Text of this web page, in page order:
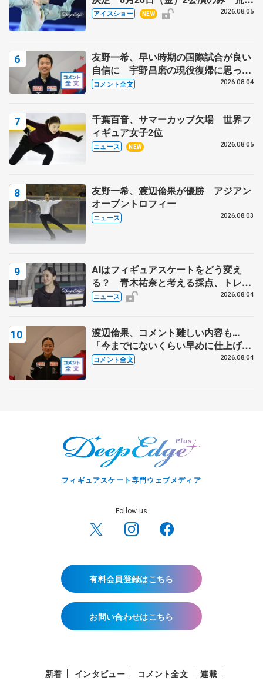
静香さんプロデュース、20周年のアイ
アイスショー NEW 2026.08.05
友野一希、早い時期の国際試合が良い
自信に 宇野昌磨の現役復帰に思って
いること 【アジアンオープントロフ
コメント全文 2026.08.04
千葉百音、サマーカップ欠場 世界フ
ィギュア女子2位
ニュース NEW 2026.08.05
友野一希、渡辺倫果が優勝 アジアン
オープントロフィー
ニュース 2026.08.03
AIはフィギュアスケートをどう変え
る？ 青木祐奈と考える採点、トレー
ニングの未来
ニュース 2026.08.04
渡辺倫果、コメント難しい内容も...
「今までにないくらい早めに仕上げら
れている」 【アジアンオープントロ
コメント全文 2026.08.04
フィギュアスケート専門ウェブメディア
Follow us
有料会員登録はこちら
お問い合わせはこちら
新着 インタビュー コメント全文 連載